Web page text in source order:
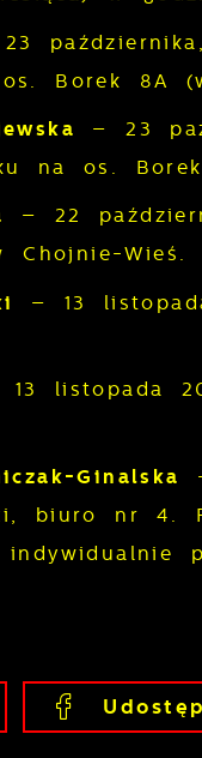
Borek 8A
– 23
na os.
– 22
Wieś.
– 13
listopada
Ginalska
biuro nr 4.